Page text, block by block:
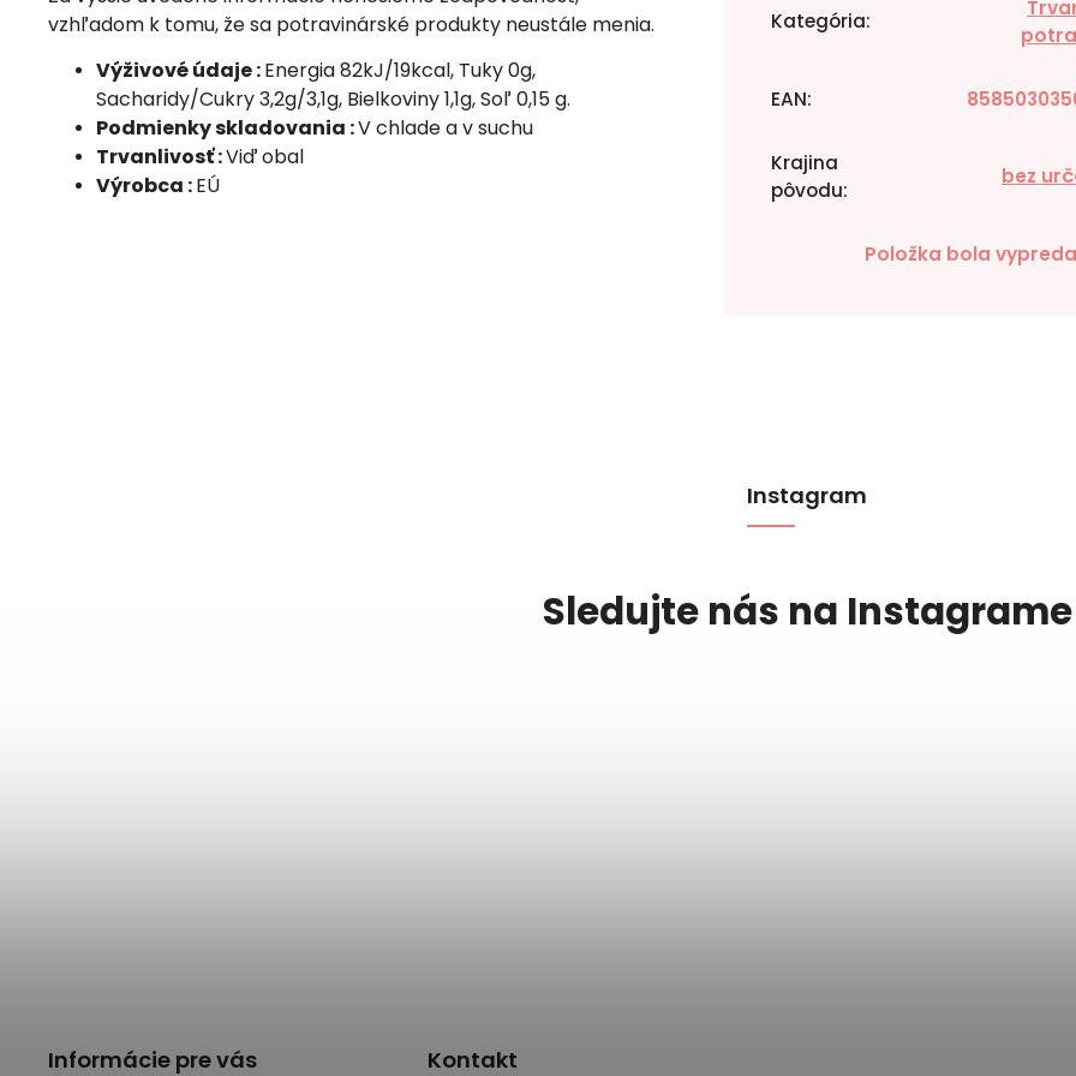
vzhľadom k tomu, že sa potravinárské produkty neustále menia.
Výživové údaje :Energia 82kJ/19kcal, Tuky 0g,
Sacharidy/Cukry 3,2g/3,1g, Bielkoviny 1,1g, Soľ 0,15 g.
Podmienky skladovania :V chlade a v suchu
Trvanlivosť :Viď obal
Výrobca :EÚ
Kategória:
EAN:
Krajina
pôvodu:
bez
Položka bola
Instagram
Sledujte nás na Instagrame
Informácie pre vás Kontakt